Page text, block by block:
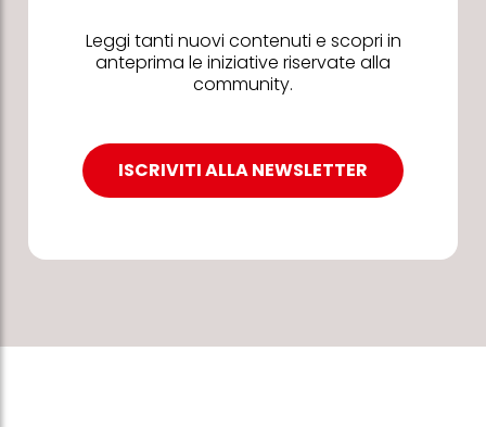
Leggi tanti nuovi contenuti e scopri in
anteprima le iniziative riservate alla
community.
ISCRIVITI ALLA NEWSLETTER